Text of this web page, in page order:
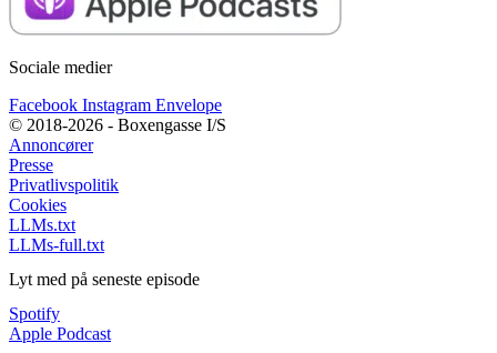
Sociale medier
Facebook Instagram Envelope
© 2018-2026 - Boxengasse I/S
Annoncører
Presse
Privatlivspolitik
Cookies
LLMs.txt
LLMs-full.txt
Lyt med på seneste episode
Spotify
Apple Podcast